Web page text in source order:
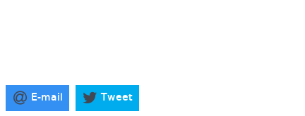
E-mail Tweet